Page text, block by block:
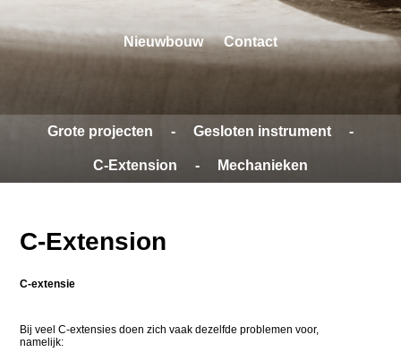
Nieuwbouw Contact
Grote projecten - Gesloten instrument -
C-Extension - Mechanieken
C-Extension
C-extensie
Bij veel C-extensies doen zich vaak dezelfde problemen voor,
namelijk: